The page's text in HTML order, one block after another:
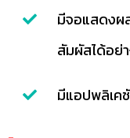
มีจอแสดงผ
สัมผัสได้อย่
มีแอปพลิเค